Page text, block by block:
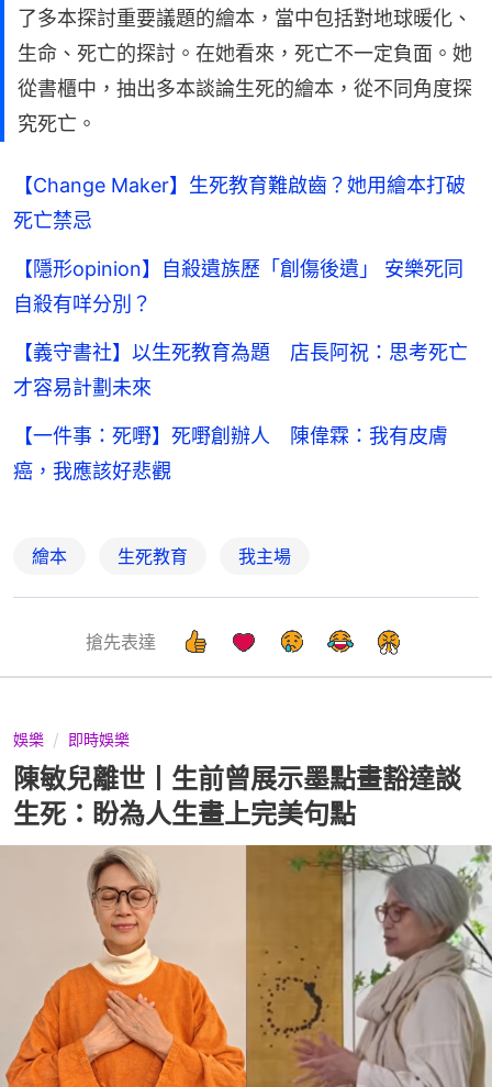
了多本探討重要議題的繪本，當中包括對地球暖化、
生命、死亡的探討。在她看來，死亡不一定負面。她
從書櫃中，抽出多本談論生死的繪本，從不同角度探
究死亡。
【Change Maker】生死教育難啟齒？她用繪本打破
死亡禁忌
【隱形opinion】自殺遺族歷「創傷後遺」 安樂死同
自殺有咩分別？
【義守書社】以生死教育為題 店長阿祝：思考死亡
才容易計劃未來
【一件事：死嘢】死嘢創辦人 陳偉霖：我有皮膚
癌，我應該好悲觀
繪本 生死教育 我主場
搶先表達
娛樂 即時娛樂
陳敏兒離世丨生前曾展示墨點畫豁達談
生死：盼為人生畫上完美句點